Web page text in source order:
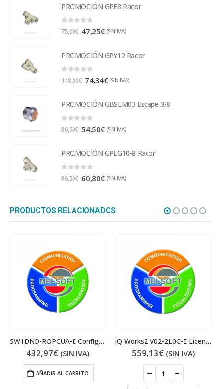
PROMOCIÓN GPE8 Racor
0out of 5
75,00€ 47,25€ (SIN IVA)
PROMOCIÓN GPY12 Racor
0 out of 5
118,00€ 74,34€ (SIN IVA)
PROMOCIÓN GBSLM03 Escape 3/8
0 out of 5
86,50€ 54,50€ (SIN IVA)
PROMOCIÓN GPEG10-8 Racor
96,50€ 60,80€ (SIN IVA)
PRODUCTOS RELACIONADOS
SW1DND-ROPCUA-E Configurador de módulo
432,97€ (SIN IVA)
AÑADIR AL CARRITO
iQ Works2 V02-2L0C-E Licencias
559,13€ (SIN IVA)